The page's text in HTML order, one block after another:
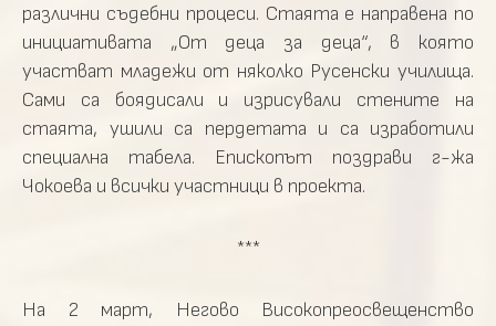
различни съдебни процеси. Стаята е направена по
инициативата „От деца за деца“, в която
участват младежи от няколко Русенски училища.
Сами са боядисали и изрисували стените на
стаята, ушили са пердетата и са изработили
специална табела. Епископът поздрави г-жа
Чокоева и всички участници в проекта.
***
На 2 март, Негово Високопреосвещенство